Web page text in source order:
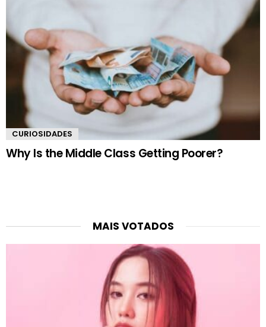
CURIOSIDADES
Why Is the Middle Class Getting Poorer?
MAIS VOTADOS